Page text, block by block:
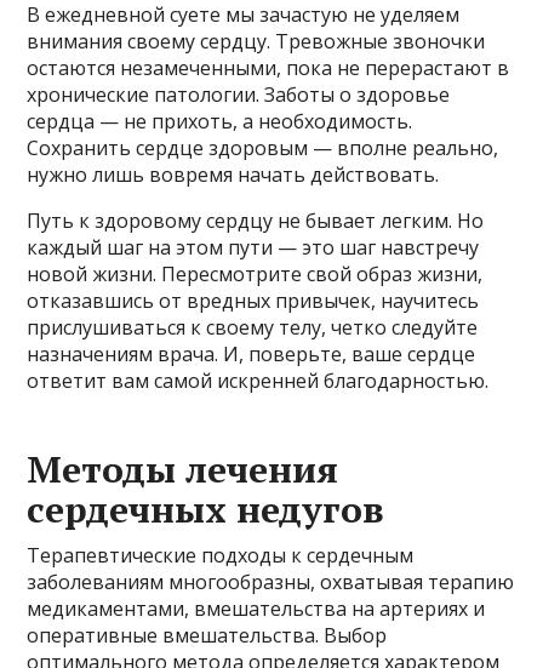
В ежедневной суете мы зачастую не уделяем
внимания своему сердцу. Тревожные звоночки
остаются незамеченными, пока не перерастают в
хронические патологии. Заботы о здоровье
сердца — не прихоть, а необходимость.
Сохранить сердце здоровым — вполне реально,
нужно лишь вовремя начать действовать.
Путь к здоровому сердцу не бывает легким. Но
каждый шаг на этом пути — это шаг навстречу
новой жизни. Пересмотрите свой образ жизни,
отказавшись от вредных привычек, научитесь
прислушиваться к своему телу, четко следуйте
назначениям врача. И, поверьте, ваше сердце
ответит вам самой искренней благодарностью.
Методы лечения
сердечных недугов
Терапевтические подходы к сердечным
заболеваниям многообразны, охватывая терапию
медикаментами, вмешательства на артериях и
оперативные вмешательства. Выбор
оптимального метода определяется характером